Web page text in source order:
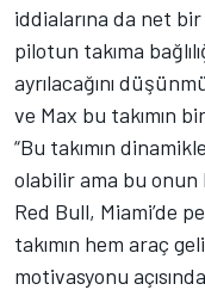
iddialarına da net bir
pilotun takıma
ayrılacağını
ve Max bu takımın
“Bu takımın
olabilir ama bu onun
Red Bull, Miami’de
takımın hem araç
motivasyonu